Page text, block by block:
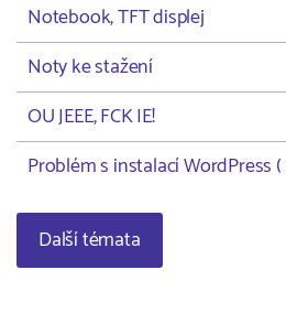
Notebook, TFT displej
Noty ke stažení
OU JEEE, FCK IE!
Problém s instalací WordPress
Další témata